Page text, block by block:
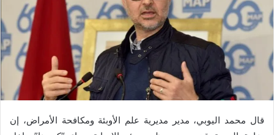
قال محمد اليوبي، مدير مديرية علم الأوبئة ومكافحة الأمراض، إن